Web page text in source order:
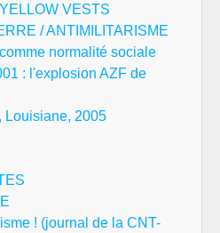
VESTS
/ ANTIMILITARISME
normalité sociale
: l'explosion AZF de
Louisiane, 2005
! (journal de la CNT-